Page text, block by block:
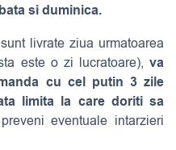
si duminica.
livrate ziua urmatoarea
este o zi lucratoare), va
cu cel putin 3 zile
limita la care doriti sa
eventuale intarzieri